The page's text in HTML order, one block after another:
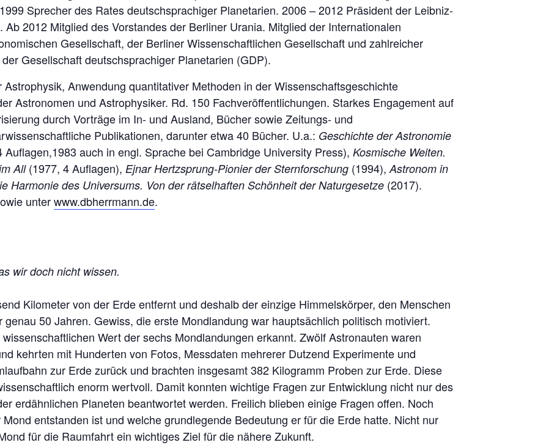
Sprecher des Rates deutschsprachiger Planetarien. 2006 – 2012 Präsident der Leibniz-
2012 Mitglied des Vorstandes der Berliner Urania. Mitglied der Internationalen
Gesellschaft, der Berliner Wissenschaftlichen Gesellschaft und zahlreicher
Gesellschaft deutschsprachiger Planetarien (GDP).
Anwendung quantitativer Methoden in der Wissenschaftsgeschichte
Astronomen und Astrophysiker. Rd. 150 Fachveröffentlichungen. Starkes Engagement auf
durch Vorträge im In- und Ausland, Bücher sowie Zeitungs- und
Publikationen, darunter etwa 40 Bücher. U.a.: Geschichte der Astronomie
Auflagen,1983 auch in engl. Sprache bei Cambridge University Press), Kosmische Weiten.
All(1977, 4 Auflagen), Ejnar Hertzsprung-Pionier der Sternforschung (1994), Astronom in
Harmonie des Universums. Von der rätselhaften Schönheit der Naturgesetze (2017).
unterwww.dbherrmann.de.
wir doch nicht wissen.
Kilometer von der Erde entfernt und deshalb der einzige Himmelskörper, den Menschen
50 Jahren. Gewiss, die erste Mondlandung war hauptsächlich politisch motiviert.
Wert der sechs Mondlandungen erkannt. Zwölf Astronauten waren
kehrten mit Hunderten von Fotos, Messdaten mehrerer Dutzend Experimente und
zur Erde zurück und brachten insgesamt 382 Kilogramm Proben zur Erde. Diese
enorm wertvoll. Damit konnten wichtige Fragen zur Entwicklung nicht nur des
erdähnlichen Planeten beantwortet werden. Freilich blieben einige Fragen offen. Noch
entstanden ist und welche grundlegende Bedeutung er für die Erde hatte. Nicht nur
für die Raumfahrt ein wichtiges Ziel für die nähere Zukunft.